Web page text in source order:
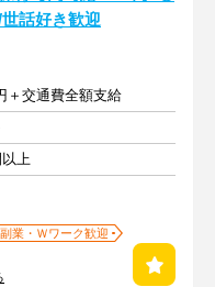
話好き歓迎
＋交通費全額支給
上
副業・Ｗワーク歓迎